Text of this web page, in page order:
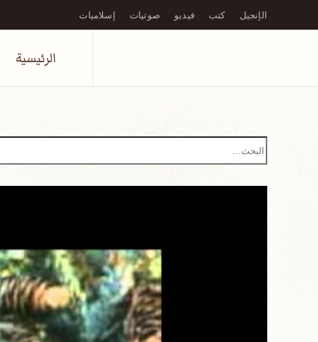
Skip to main content
الإنجيل كتب فيديو صوتيات إسلاميات
الرئيسية